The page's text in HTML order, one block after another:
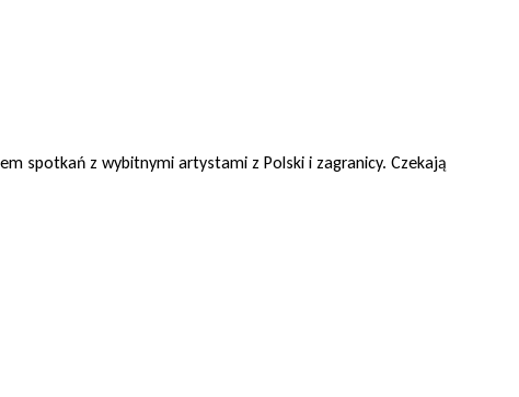
spotkań z wybitnymi artystami z Polski i zagranicy. Czekają